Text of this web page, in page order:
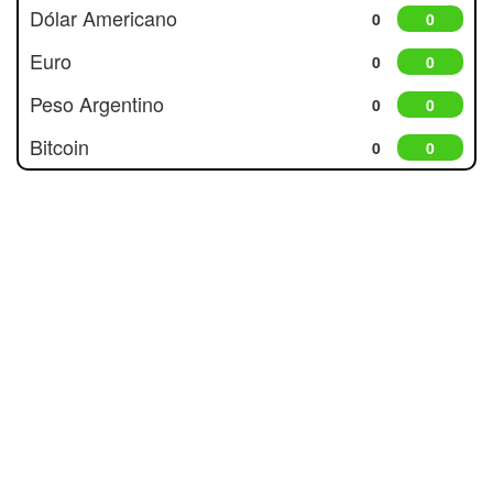
Dólar Americano 0 0
Euro 0 0
Peso Argentino 0 0
Bitcoin 0 0